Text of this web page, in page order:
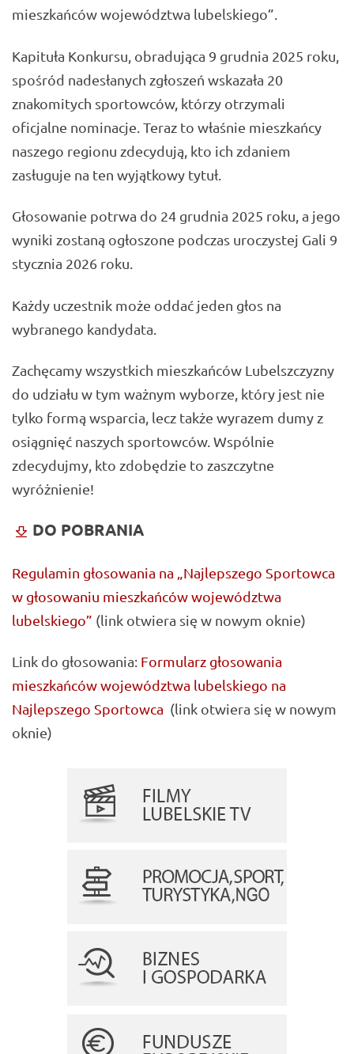
mieszkańców województwa lubelskiego”.
Kapituła Konkursu, obradująca 9 grudnia 2025 roku,
spośród nadesłanych zgłoszeń wskazała 20
znakomitych sportowców, którzy otrzymali
oficjalne nominacje. Teraz to właśnie mieszkańcy
naszego regionu zdecydują, kto ich zdaniem
zasługuje na ten wyjątkowy tytuł.
Głosowanie potrwa do 24 grudnia 2025 roku, a jego
wyniki zostaną ogłoszone podczas uroczystej Gali 9
stycznia 2026 roku.
Każdy uczestnik może oddać jeden głos na
wybranego kandydata.
Zachęcamy wszystkich mieszkańców Lubelszczyzny
do udziału w tym ważnym wyborze, który jest nie
tylko formą wsparcia, lecz także wyrazem dumy z
osiągnięć naszych sportowców. Wspólnie
zdecydujmy, kto zdobędzie to zaszczytne
wyróżnienie!
DO POBRANIA
Regulamin głosowania na „Najlepszego Sportowca
w głosowaniu mieszkańców województwa
lubelskiego” (link otwiera się w nowym oknie)
Link do głosowania: Formularz głosowania
mieszkańców województwa lubelskiego na
Najlepszego Sportowca (link otwiera się w nowym
oknie)